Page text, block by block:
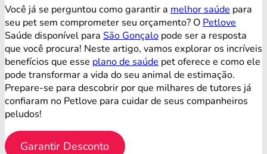
Você já se perguntou como garantir a melhor saúde para
seu pet sem comprometer seu orçamento? O Petlove
Saúde disponível para São Gonçalo pode ser a resposta
que você procura! Neste artigo, vamos explorar os incríveis
benefícios que esse plano de saúde pet oferece e como ele
pode transformar a vida do seu animal de estimação.
Prepare-se para descobrir por que milhares de tutores já
confiaram no Petlove para cuidar de seus companheiros
peludos!
Garantir Desconto